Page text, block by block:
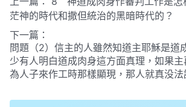
茫神的時代和撒但統治的黑暗時代的？
下一篇：
問題（2）信主的人雖然知道主耶穌是道
少有人明白道成肉身這方面真理，如果
為人子來作工時那樣顯現，那人就真没法
是什麽呢？